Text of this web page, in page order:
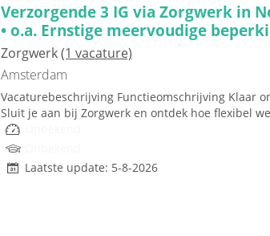
Verzorgende 3 IG via Zorgwerk in
• o.a. Ernstige meervoudige
Zorgwerk(1 vacature)
Amsterdam
Vacaturebeschrijving Functieomschrijving Klaar
Sluit je aan bij Zorgwerk en ontdek hoe flexibel
Laatste update: 5-8-2026